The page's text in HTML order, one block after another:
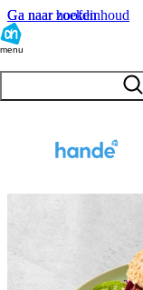
Ga naar hoofdinhoud
Ga naar zoeken
menu